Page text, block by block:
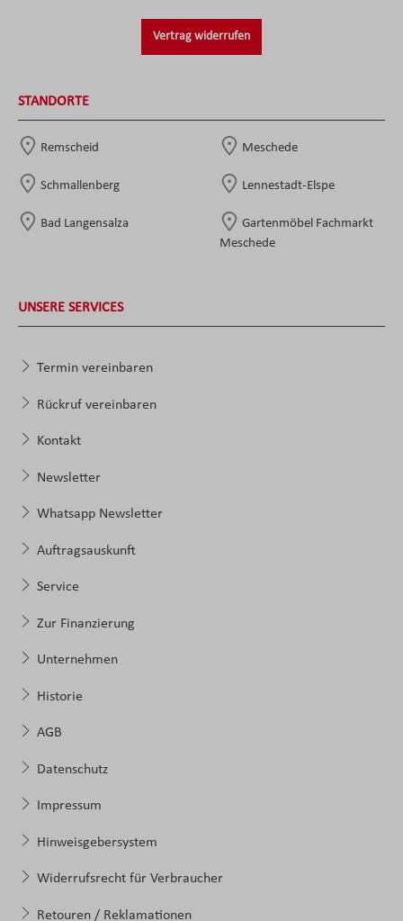
Vertrag widerrufen
STANDORTE
Remscheid Meschede
Schmallenberg Lennestadt-Elspe
Bad Langensalza
Gartenmöbel Fachmarkt
Meschede
UNSERE SERVICES
Termin vereinbaren
Rückruf vereinbaren
Kontakt
Newsletter
Whatsapp Newsletter
Auftragsauskunft
Service
Zur Finanzierung
Unternehmen
Historie
AGB
Datenschutz
Impressum
Hinweisgebersystem
Widerrufsrecht für Verbraucher
Retouren / Reklamationen